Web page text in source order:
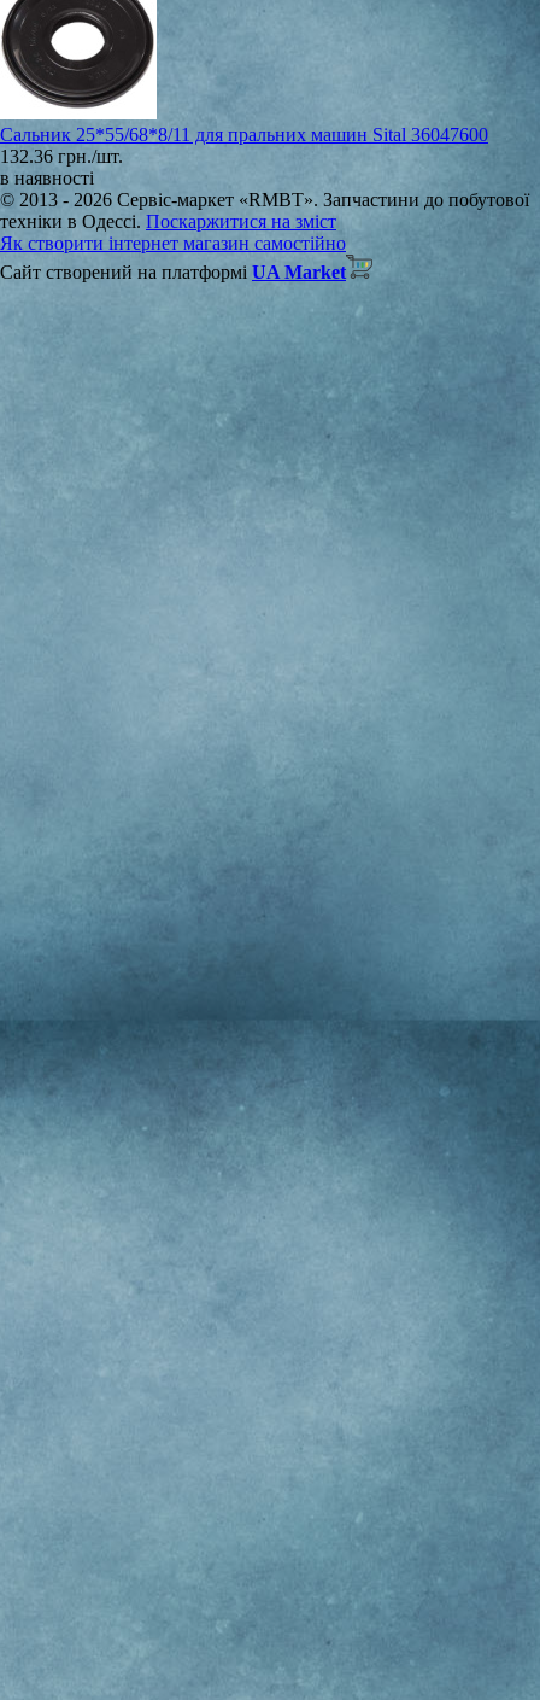
Сальник 25*55/68*8/11 для пральних машин Sital 36047600
132.36 грн./шт.
в наявності
© 2013 - 2026 Сервіс-маркет «RMBT». Запчастини до побутової
техніки в Одессі. Поскаржитися на зміст
Як створити інтернет магазин самостійно
Сайт створений на платформі UA Market